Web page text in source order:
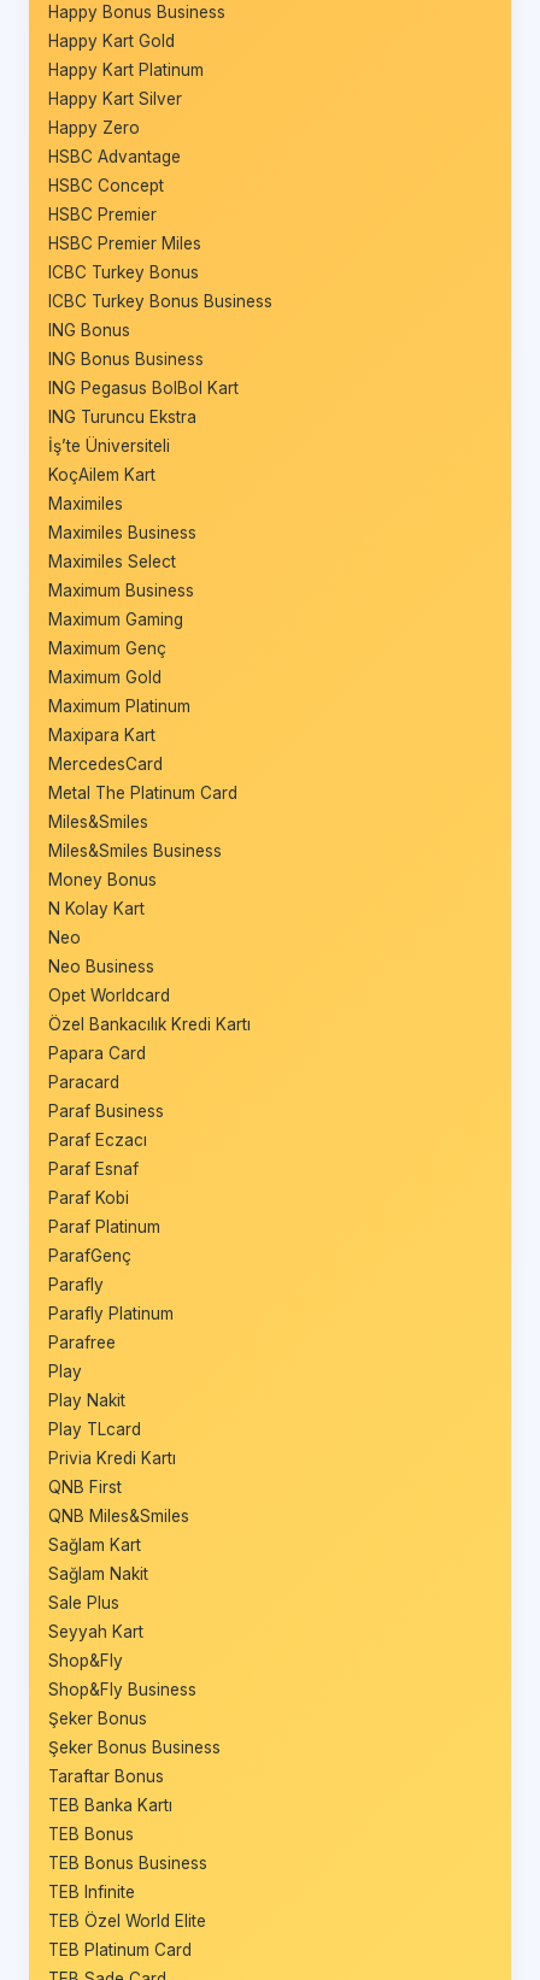
Happy Bonus Business
Happy Kart Gold
Happy Kart Platinum
Happy Kart Silver
Happy Zero
HSBC Advantage
HSBC Concept
HSBC Premier
HSBC Premier Miles
ICBC Turkey Bonus
ICBC Turkey Bonus Business
ING Bonus
ING Bonus Business
ING Pegasus BolBol Kart
ING Turuncu Ekstra
İş’te Üniversiteli
KoçAilem Kart
Maximiles
Maximiles Business
Maximiles Select
Maximum Business
Maximum Gaming
Maximum Genç
Maximum Gold
Maximum Platinum
Maxipara Kart
MercedesCard
Metal The Platinum Card
Miles&Smiles
Miles&Smiles Business
Money Bonus
N Kolay Kart
Neo
Neo Business
Opet Worldcard
Özel Bankacılık Kredi Kartı
Papara Card
Paracard
Paraf Business
Paraf Eczacı
Paraf Esnaf
Paraf Kobi
Paraf Platinum
ParafGenç
Parafly
Parafly Platinum
Parafree
Play
Play Nakit
Play TLcard
Privia Kredi Kartı
QNB First
QNB Miles&Smiles
Sağlam Kart
Sağlam Nakit
Sale Plus
Seyyah Kart
Shop&Fly
Shop&Fly Business
Şeker Bonus
Şeker Bonus Business
Taraftar Bonus
TEB Banka Kartı
TEB Bonus
TEB Bonus Business
TEB Infinite
TEB Özel World Elite
TEB Platinum Card